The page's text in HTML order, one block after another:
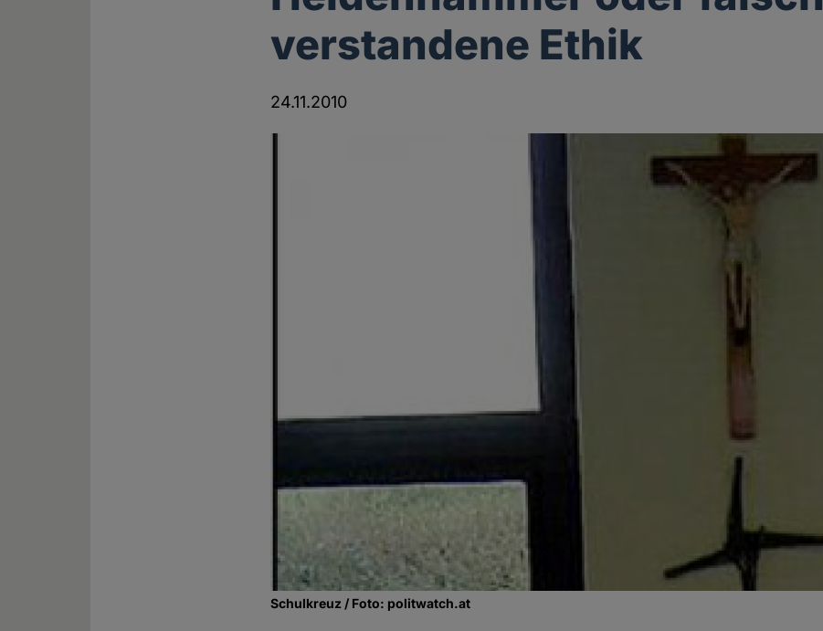
verstandene Ethik
24.11.2010
Schulkreuz / Foto: politwatch.at